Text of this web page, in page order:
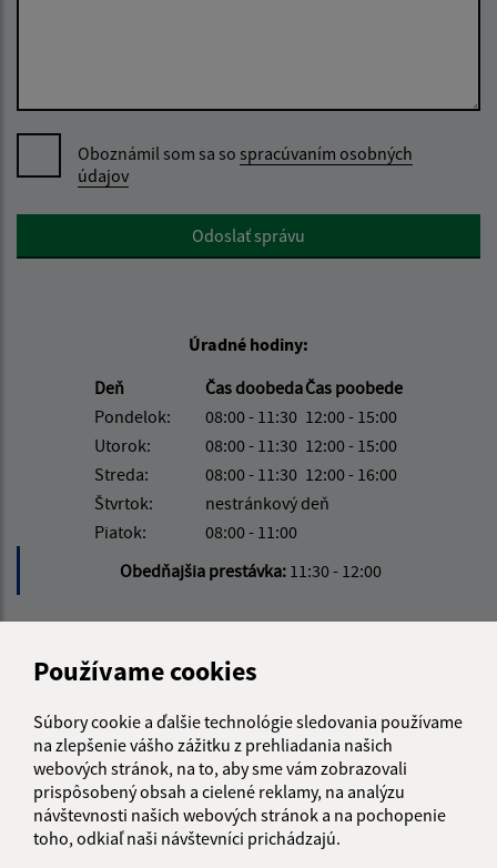
Používame cookies
Súbory cookie a ďalšie technológie sledovania používame
na zlepšenie vášho zážitku z prehliadania našich
webových stránok, na to, aby sme vám zobrazovali
prispôsobený obsah a cielené reklamy, na analýzu
návštevnosti našich webových stránok a na pochopenie
toho, odkiaľ naši návštevníci prichádzajú.
Oboznámil som sa so spracúvaním osobných
údajov
Google reCaptcha ResponseOdoslať správu
Úradné hodiny:
Deň
Čas doobedaČas poobede
Pondelok:
08:00 - 11:30 12:00 - 15:00
Utorok:
08:00 - 11:30 12:00 - 15:00
Streda:
08:00 - 11:30 12:00 - 16:00
Štvrtok:
nestránkový deň
Piatok:
08:00 - 11:00
Obedňajšia prestávka: 11:30 - 12:00
Obecný úrad Čučma
Čučma 47
048 01 Rožňava
obecny.urad@obeccucma.sk
+421 58 732 57 80
IČO: 00 594 831